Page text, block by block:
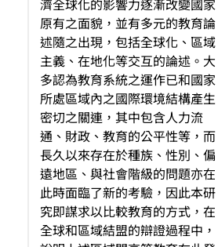
濟全球化的影響力逐漸改變國家
原有之面貌，並有多元的教育論
述隨之出現，包括全球化、區域
主義、在地化等交互的論述。大
多認為教育系統之運作已和國家
所處區域內之國際環境結構產生
密切之關連，其中包含人力流
通、財政、教育的公平性等，而
長久以來存在於種族、性別、偏
遠地區、與社會階級的問題亦在
此時面臨了新的考驗，因此本研
究即謀求以比較教育的方式，在
全球和區域結盟的辯證過程中，